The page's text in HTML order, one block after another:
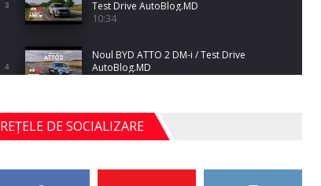
3
Test Drive AutoBlog.MD
10:34
4
Noul BYD ATTO 2 DM-i / Test Drive
AutoBlog.MD
5
Noul Mercedes-Benz S-Class facelift (S 580
4MATIC V223) / Test Drive AutoBlog.MD
27:33
REȚELE DE SOCIALIZARE